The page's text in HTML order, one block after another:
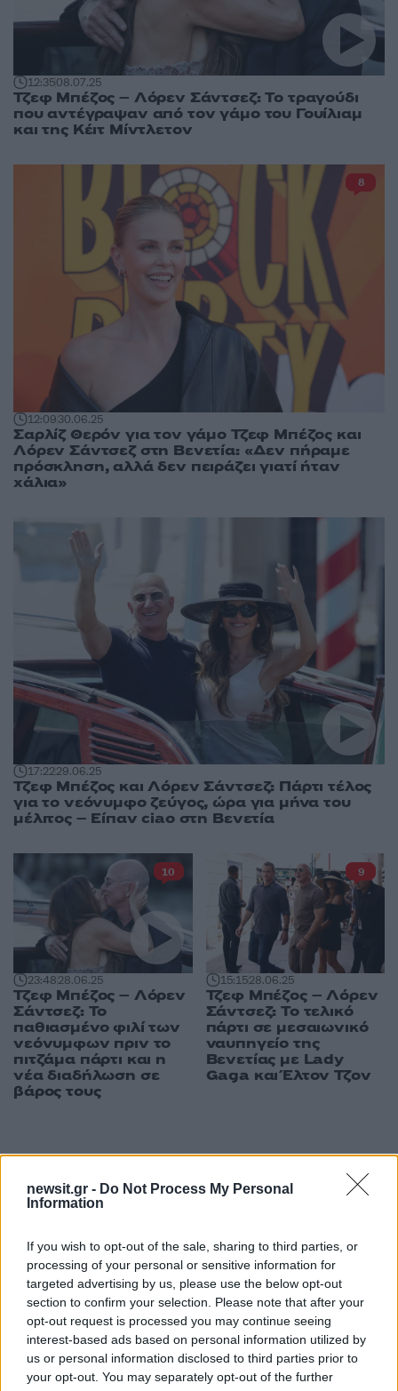
newsit.gr - Do Not Process My Personal
Information
If you wish to opt-out of the sale, sharing to third parties, or
processing of your personal or sensitive information for
targeted advertising by us, please use the below opt-out
section to confirm your selection. Please note that after your
opt-out request is processed you may continue seeing
interest-based ads based on personal information utilized by
us or personal information disclosed to third parties prior to
your opt-out. You may separately opt-out of the further
12:3508.07.25
Τζεφ Μπέζος – Λόρεν Σάντσεζ: Το τραγούδι
που αντέγραψαν από τον γάμο του Γουίλιαμ
και της Κέιτ Μίντλετον
12:0930.06.25
Σαρλίζ Θερόν για τον γάμο Τζεφ Μπέζος και
Λόρεν Σάντσεζ στη Βενετία: «Δεν πήραμε
πρόσκληση, αλλά δεν πειράζει γιατί ήταν
χάλια»
8
17:2229.06.25
Τζεφ Μπέζος και Λόρεν Σάντσεζ: Πάρτι τέλος
για το νεόνυμφο ζεύγος, ώρα για μήνα του
μέλιτος – Είπαν ciao στη Βενετία
23:4828.06.25
Τζεφ Μπέζος – Λόρεν
Σάντσεζ: Το
παθιασμένο φιλί των
νεόνυμφων πριν το
πιτζάμα πάρτι και η
νέα διαδήλωση σε
βάρος τους
10
15:1528.06.25
Τζεφ Μπέζος – Λόρεν
Σάντσεζ: Το τελικό
πάρτι σε μεσαιωνικό
ναυπηγείο της
Βενετίας με Lady
Gaga και Έλτον Τζον
9
ΔΙΑΦΗΜΙΣΗ